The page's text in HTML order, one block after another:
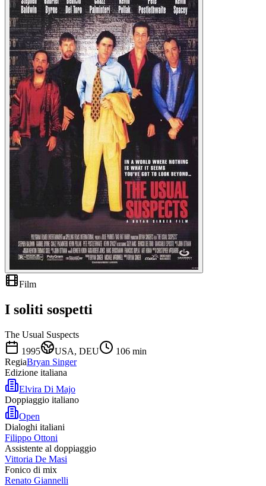
Film
I soliti sospetti
The Usual Suspects
1995
USA, DEU 106 min
RegiaBryan Singer
Edizione italiana
Elvira Di Majo
Doppiaggio italiano
Open
Dialoghi italiani
Filippo Ottoni
Assistente al doppiaggio
Vittoria De Masi
Fonico di mix
Renato Giannelli